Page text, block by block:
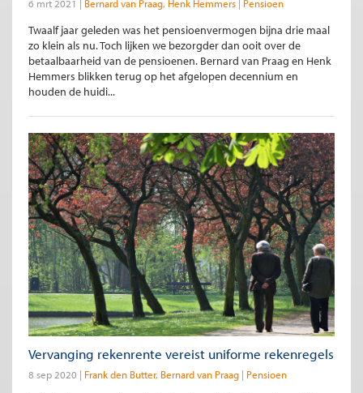
6 mrt 2021 Bernard van Praag Henk Hemmers Pensioen
Twaalf jaar geleden was het pensioenvermogen bijna drie maal
zo klein als nu. Toch lijken we bezorgder dan ooit over de
betaalbaarheid van de pensioenen. Bernard van Praag en Henk
Hemmers blikken terug op het afgelopen decennium en
houden de huidi...
Vervanging rekenrente vereist uniforme rekenregels
8 sep 2020 Frank den Butter Bernard van Praag Pensioen